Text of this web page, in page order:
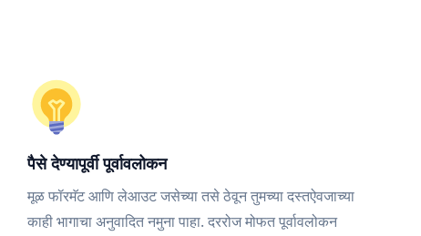
पैसे देण्यापूर्वी पूर्वावलोकन
मूळ फॉरमॅट आणि लेआउट जसेच्या तसे ठेवून तुमच्या दस्तऐवजाच्या
काही भागाचा अनुवादित नमुना पाहा. दररोज मोफत पूर्वावलोकन